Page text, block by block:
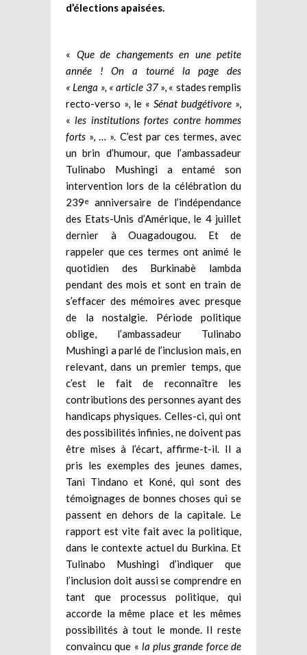
d’élections apaisées.
« Que de changements en une petite
année ! On a tourné la page des
« Lenga », « article 37 », « stades remplis
recto-verso », le « Sénat budgétivore »,
« les institutions fortes contre hommes
forts », … ». C’est par ces termes, avec
un brin d’humour, que l’ambassadeur
Tulinabo Mushingi a entamé son
intervention lors de la célébration du
239e
anniversaire de l’indépendance
des Etats-Unis d’Amérique, le 4 juillet
dernier à Ouagadougou. Et de
rappeler que ces termes ont animé le
quotidien des Burkinabè lambda
pendant des mois et sont en train de
s’effacer des mémoires avec presque
de la nostalgie. Période politique
oblige, l’ambassadeur Tulinabo
Mushingi a parlé de l’inclusion mais, en
relevant, dans un premier temps, que
c’est le fait de reconnaître les
contributions des personnes ayant des
handicaps physiques. Celles-ci, qui ont
des possibilités infinies, ne doivent pas
être mises à l’écart, affirme-t-il. Il a
pris les exemples des jeunes dames,
Tani Tindano et Koné, qui sont des
témoignages de bonnes choses qui se
passent en dehors de la capitale. Le
rapport est vite fait avec la politique,
dans le contexte actuel du Burkina. Et
Tulinabo Mushingi d’indiquer que
l’inclusion doit aussi se comprendre en
tant que processus politique, qui
accorde la même place et les mêmes
possibilités à tout le monde. Il reste
convaincu que « la plus grande force de